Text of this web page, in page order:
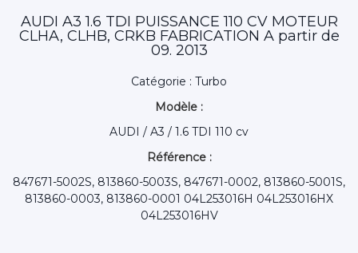
AUDI A3 1.6 TDI PUISSANCE 110 CV MOTEUR
CLHA, CLHB, CRKB FABRICATION A partir de
09. 2013
Catégorie : Turbo
Modèle :
AUDI / A3 / 1.6 TDI 110 cv
Référence :
847671-5002S, 813860-5003S, 847671-0002, 813860-5001S,
813860-0003, 813860-0001 04L253016H 04L253016HX
04L253016HV